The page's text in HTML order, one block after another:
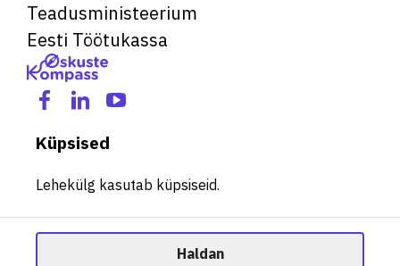
Teadusministeerium
Eesti Töötukassa
Küpsised
Lehekülg kasutab küpsiseid.
Haldan